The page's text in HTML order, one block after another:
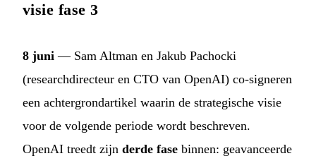
visie fase 3
8 juni — Sam Altman en Jakub Pachocki
(researchdirecteur en CTO van OpenAI) co-signeren
een achtergrondartikel waarin de strategische visie
voor de volgende periode wordt beschreven.
OpenAI treedt zijn derde fase binnen: geavanceerde